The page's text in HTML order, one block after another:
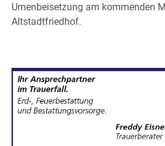
Urnenbeisetzung am kommenden
Altstadtfriedhof.